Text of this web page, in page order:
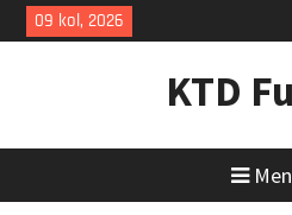
Skip
to
09 kol, 2026
KTD